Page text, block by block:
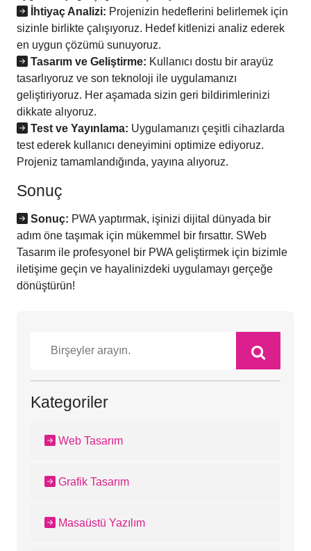
İhtiyaç Analizi: Projenizin hedeflerini belirlemek için
sizinle birlikte çalışıyoruz. Hedef kitlenizi analiz ederek
en uygun çözümü sunuyoruz.
Tasarım ve Geliştirme: Kullanıcı dostu bir arayüz
tasarlıyoruz ve son teknoloji ile uygulamanızı
geliştiriyoruz. Her aşamada sizin geri bildirimlerinizi
dikkate alıyoruz.
Test ve Yayınlama: Uygulamanızı çeşitli cihazlarda
test ederek kullanıcı deneyimini optimize ediyoruz.
Projeniz tamamlandığında, yayına alıyoruz.
Sonuç
Sonuç: PWA yaptırmak, işinizi dijital dünyada bir
adım öne taşımak için mükemmel bir fırsattır. SWeb
Tasarım ile profesyonel bir PWA geliştirmek için bizimle
iletişime geçin ve hayalinizdeki uygulamayı gerçeğe
dönüştürün!
Kategoriler
Web Tasarım
Grafik Tasarım
Masaüstü Yazılım